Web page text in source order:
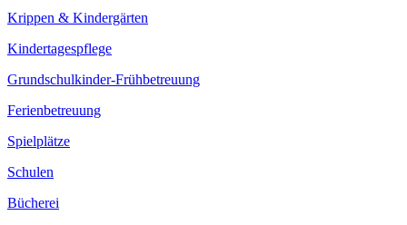
Krippen & Kindergärten
Kindertagespflege
Grundschulkinder-Frühbetreuung
Ferienbetreuung
Spielplätze
Schulen
Bücherei